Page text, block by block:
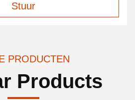
Stuur
PRODUCTEN
Products